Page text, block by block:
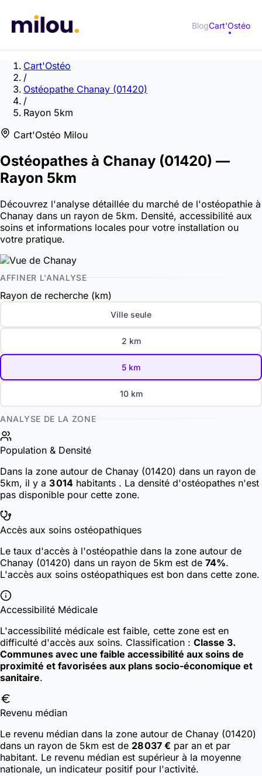
BlogCart'Ostéo
Cart'Ostéo
/
Ostéopathe Chanay (01420)
/
Rayon 5km
Cart'Ostéo Milou
Ostéopathes à Chanay (01420) —
Rayon 5km
Découvrez l'analyse détaillée du marché de l'ostéopathie à
Chanay dans un rayon de 5km. Densité, accessibilité aux
soins et informations locales pour votre installation ou
votre pratique.
AFFINER L'ANALYSE
Rayon de recherche (km)
Ville seule
2 km
5 km
10 km
ANALYSE DE LA ZONE
Population & Densité
Dans la zone autour de Chanay (01420) dans un rayon de
5km, il y a 3 014 habitants . La densité d'ostéopathes n'est
pas disponible pour cette zone.
Accès aux soins ostéopathiques
Le taux d'accès à l'ostéopathie dans la zone autour de
Chanay (01420) dans un rayon de 5km est de 74%.
L'accès aux soins ostéopathiques est bon dans cette zone.
Accessibilité Médicale
L'accessibilité médicale est faible, cette zone est en
difficulté d'accès aux soins. Classification : Classe 3.
Communes avec une faible accessibilité aux soins de
proximité et favorisées aux plans socio-économique et
sanitaire.
Revenu médian
Le revenu médian dans la zone autour de Chanay (01420)
dans un rayon de 5km est de 28 037 € par an et par
habitant. Le revenu médian est supérieur à la moyenne
nationale, un indicateur positif pour l'activité.